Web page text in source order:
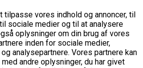
tilpasse vores indhold og annoncer, til
sociale medier og til at analysere
oplysninger om din brug af vores
inden for sociale medier,
analysepartnere. Vores partnere kan
andre oplysninger, du har givet